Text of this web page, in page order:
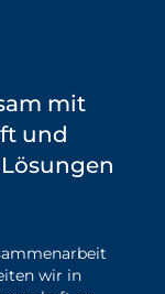
mit
und
wir in